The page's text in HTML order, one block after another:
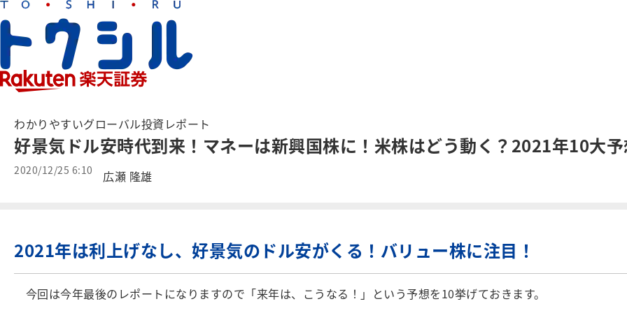
わかりやすいグローバル投資レポート
好景気ドル安時代到来！マネーは新興国株に！米株はどう動く？2021年10大
2020/12/25 6:10 広瀬 隆雄
2021年は利上げなし、好景気のドル安がくる！バリュー株に注目！
今回は今年最後のレポートになりますので「来年は、こうなる！」という予想を10挙げておきます。